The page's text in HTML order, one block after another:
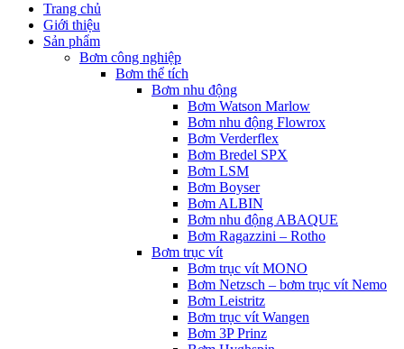
Trang chủ
Giới thiệu
Sản phẩm
Bơm công nghiệp
Bơm thể tích
Bơm nhu động
Bơm Watson Marlow
Bơm nhu động Flowrox
Bơm Verderflex
Bơm Bredel SPX
Bơm LSM
Bơm Boyser
Bơm ALBIN
Bơm nhu động ABAQUE
Bơm Ragazzini – Rotho
Bơm trục vít
Bơm trục vít MONO
Bơm Netzsch – bơm trục vít Nemo
Bơm Leistritz
Bơm trục vít Wangen
Bơm 3P Prinz